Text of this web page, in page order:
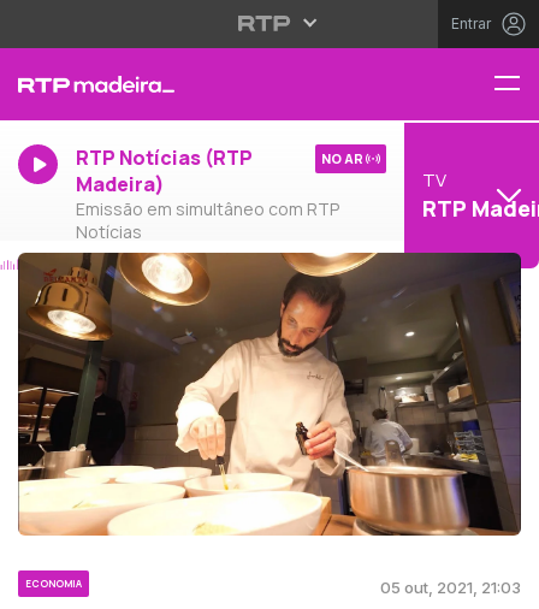
Entrar
RTP Notícias (RTP
Madeira)
Emissão em simultâneo com RTP
Notícias
NO AR
TV
RTP
ECONOMIA 05 out, 2021, 21:03